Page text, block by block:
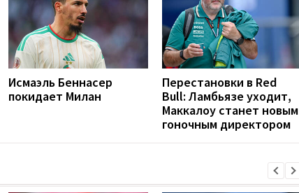
Исмаэль Беннасер
покидает Милан
Перестановки в Red
Bull: Ламбьязе уходит,
Маккалоу станет новым
гоночным директором